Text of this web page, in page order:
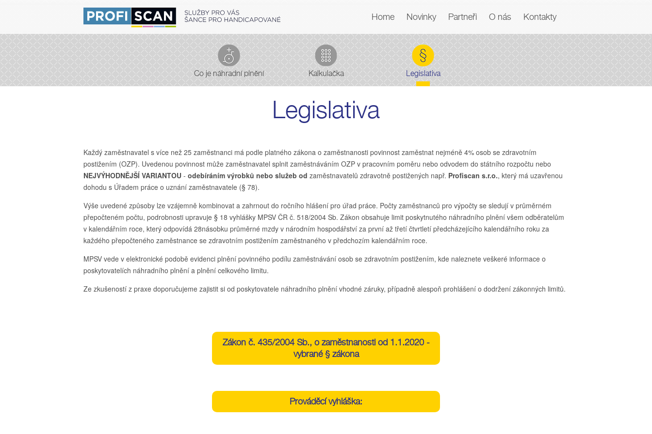
Home Novinky Partneři O nás Kontakty
Co je náhradní plnění Kalkulačka Legislativa
Legislativa
Každý zaměstnavatel s více než 25 zaměstnanci má podle platného zákona o zaměstnanosti povinnost zaměstnat nejméně 4% osob se zdravotním
postižením (OZP). Uvedenou povinnost může zaměstnavatel splnit zaměstnáváním OZP v pracovním poměru nebo odvodem do státního rozpočtu nebo
NEJVÝHODNĚJŠÍ VARIANTOU - odebíráním výrobků nebo služeb od zaměstnavatelů zdravotně postižených např. Profiscan s.r.o., který má uzavřenou
dohodu s Úřadem práce o uznání zaměstnavatele (§ 78).
Výše uvedené způsoby lze vzájemně kombinovat a zahrnout do ročního hlášení pro úřad práce. Počty zaměstnanců pro výpočty se sledují v průměrném
přepočteném počtu, podrobnosti upravuje § 18 vyhlášky MPSV ČR č. 518/2004 Sb. Zákon obsahuje limit poskytnutého náhradního plnění všem odběratelům
v kalendářním roce, který odpovídá 28násobku průměrné mzdy v národním hospodářství za první až třetí čtvrtletí předcházejícího kalendářního roku za
každého přepočteného zaměstnance se zdravotním postižením zaměstnaného v předchozím kalendářním roce.
MPSV vede v elektronické podobě evidenci plnění povinného podílu zaměstnávání osob se zdravotním postižením, kde naleznete veškeré informace o
poskytovatelích náhradního plnění a plnění celkového limitu.
Ze zkušeností z praxe doporučujeme zajistit si od poskytovatele náhradního plnění vhodné záruky, případně alespoň prohlášení o dodržení zákonných limitů.
Zákon č. 435/2004 Sb., o zaměstnanosti od 1.1.2020 -
vybrané § zákona
Prováděcí vyhláška: